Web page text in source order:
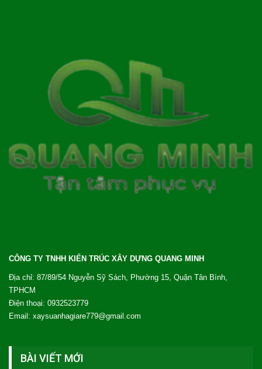
CÔNG TY TNHH KIẾN TRÚC XÂY DỰNG QUANG MINH
Địa chỉ: 87/89/54 Nguyễn Sỹ Sách, Phường 15, Quận Tân Bình,
TPHCM
Điện thoại: 0932523779
Email: xaysuanhagiare779@gmail.com
BÀI VIẾT MỚI